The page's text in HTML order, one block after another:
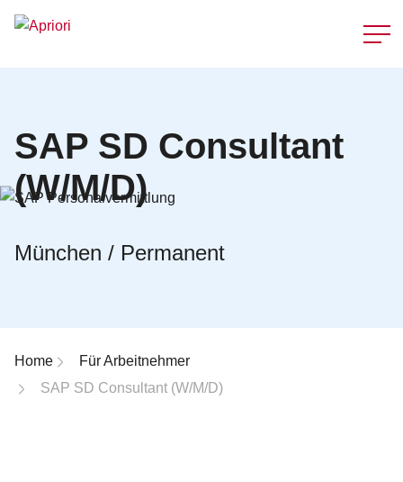
SAP SD Consultant
(W/M/D)
München / Permanent
Breadcrumb-Navigation
Home
Für Arbeitnehmer
SAP SD Consultant (W/M/D)